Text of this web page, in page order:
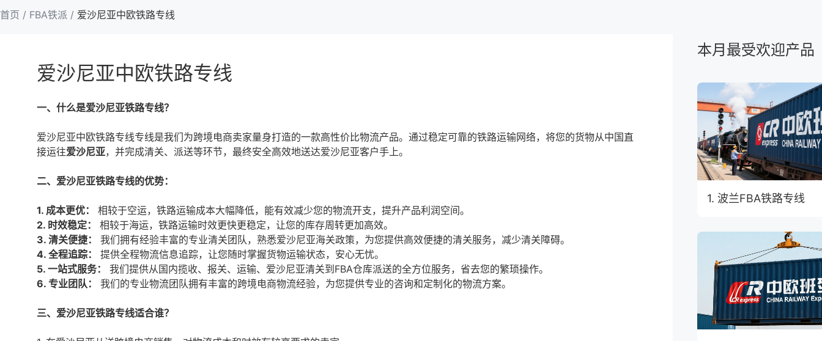
首页 / FBA铁派 / 爱沙尼亚中欧铁路专线
爱沙尼亚中欧铁路专线
一、什么是爱沙尼亚铁路专线？
爱沙尼亚中欧铁路专线专线是我们为跨境电商卖家量身打造的一款高性价比物流产品。通过稳定可靠的铁路运输网络，将您的货物从中国直
接运往爱沙尼亚，并完成清关、派送等环节，最终安全高效地送达爱沙尼亚客户手上。
二、爱沙尼亚铁路专线的优势：
1. 成本更优：
相较于空运，铁路运输成本大幅降低，能有效减少您的物流开支，提升产品利润空间。
2. 时效稳定：
相较于海运，铁路运输时效更快更稳定，让您的库存周转更加高效。
3. 清关便捷：
我们拥有经验丰富的专业清关团队，熟悉爱沙尼亚海关政策，为您提供高效便捷的清关服务，减少清关障碍。
4. 全程追踪：
提供全程物流信息追踪，让您随时掌握货物运输状态，安心无忧。
5. 一站式服务：
我们提供从国内揽收、报关、运输、爱沙尼亚清关到FBA仓库派送的全方位服务，省去您的繁琐操作。
6. 专业团队：
我们的专业物流团队拥有丰富的跨境电商物流经验，为您提供专业的咨询和定制化的物流方案。
三、爱沙尼亚铁路专线适合谁？
本月最受欢迎产品
1. 波兰FBA铁路专线